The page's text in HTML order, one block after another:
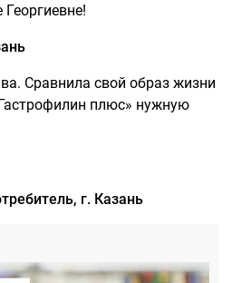
Сравнила свой образ жизни
плюс» нужную
г. Казань